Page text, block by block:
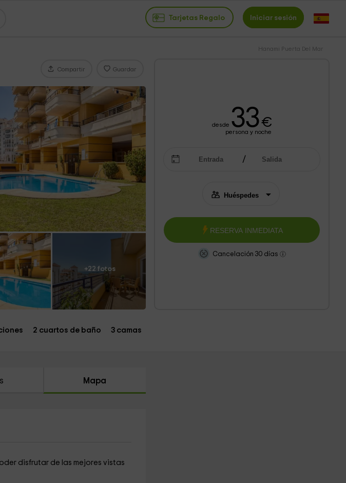
Tarjetas Regalo Iniciar sesión
Hanami Puerta Del Mar
Compartir Guardar
+22 fotos
desde 33€
persona y noche
RESERVA INMEDIATA
Cancelación 30 días
2 cuartos de baño 3 camas
Mapa
disfrutar de las mejores vistas